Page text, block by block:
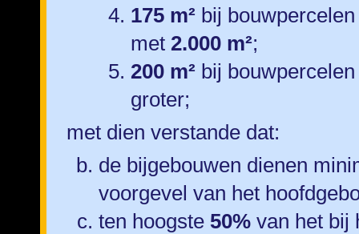
175 m² bij
met 2.000 m²;
200 m² bij
groter;
met dien verstande dat:
de bijgebouwen dienen
voorgevel van het
ten hoogste 50% van het bij